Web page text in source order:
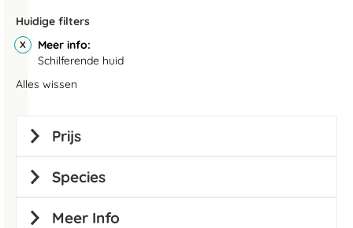
Huidige filters
Meer info
Schilferende huid
Alles wissen
Prijs
Species
Meer Info